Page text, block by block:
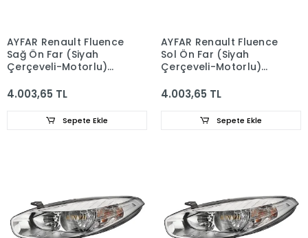
AYFAR Renault Fluence
Sağ Ön Far (Siyah
Çerçeveli-Motorlu)
4.003,65 TL
Sepete Ekle
AYFAR Renault Fluence
Sol Ön Far (Siyah
Çerçeveli-Motorlu)
4.003,65 TL
Sepete Ekle